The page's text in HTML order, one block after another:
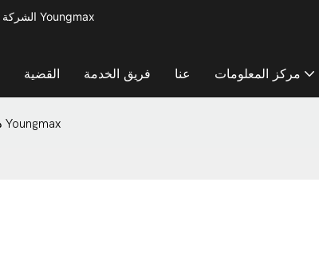
الشركة الرائدة في مجال تصنيع آلات معالجة المعادن لإنتاج أدوات المطبخ الصغيرة - آلة Youngmax
القضية فريق الخدمة عنا مركز المعلومات
دورة تدريبية للمعرفة Youngmax